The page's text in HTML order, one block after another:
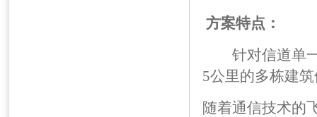
方案特点：
针对信道单一
5公里的多栋建
随着通信技术的